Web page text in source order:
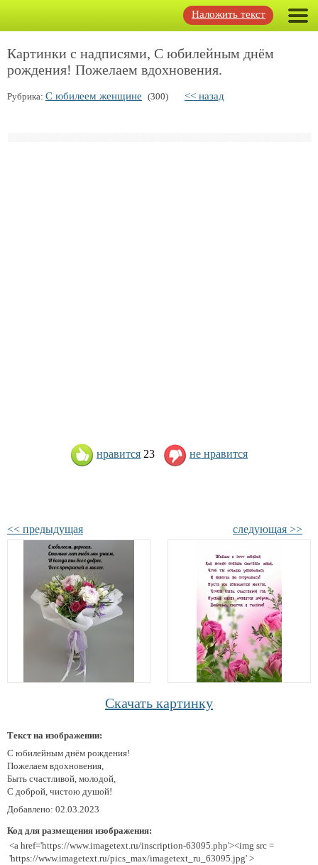
Наложить текст
Картинки с надписями, С юбилейным днём
рождения! Пожелаем вдохновения.
Рубрика: С юбилеем женщине (300) << назад
нравится 23 не нравится
<< предыдущая следующая >>
Скачать картинку
Текст на изображении:
С юбилейным днём рождения!
Пожелаем вдохновения,
Быть счастливой, молодой,
С доброй, чистою душой!
Добавлено: 02.03.2023
Код для размещения изображения:
<a href='https://www.imagetext.ru/inscription-63095.php'><img src =
'https://www.imagetext.ru/pics_max/imagetext_ru_63095.jpg' >